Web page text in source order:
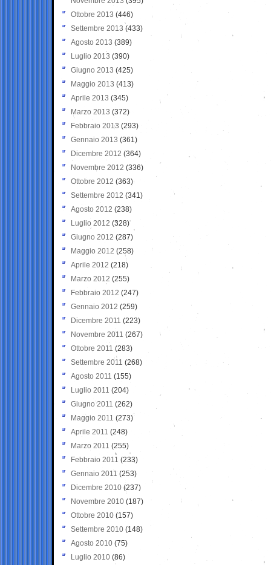
Ottobre 2013 (446)
Settembre 2013 (433)
Agosto 2013 (389)
Luglio 2013 (390)
Giugno 2013 (425)
Maggio 2013 (413)
Aprile 2013 (345)
Marzo 2013 (372)
Febbraio 2013 (293)
Gennaio 2013 (361)
Dicembre 2012 (364)
Novembre 2012 (336)
Ottobre 2012 (363)
Settembre 2012 (341)
Agosto 2012 (238)
Luglio 2012 (328)
Giugno 2012 (287)
Maggio 2012 (258)
Aprile 2012 (218)
Marzo 2012 (255)
Febbraio 2012 (247)
Gennaio 2012 (259)
Dicembre 2011 (223)
Novembre 2011 (267)
Ottobre 2011 (283)
Settembre 2011 (268)
Agosto 2011 (155)
Luglio 2011 (204)
Giugno 2011 (262)
Maggio 2011 (273)
Aprile 2011 (248)
Marzo 2011 (255)
Febbraio 2011 (233)
Gennaio 2011 (253)
Dicembre 2010 (237)
Novembre 2010 (187)
Ottobre 2010 (157)
Settembre 2010 (148)
Agosto 2010 (75)
Luglio 2010 (86)